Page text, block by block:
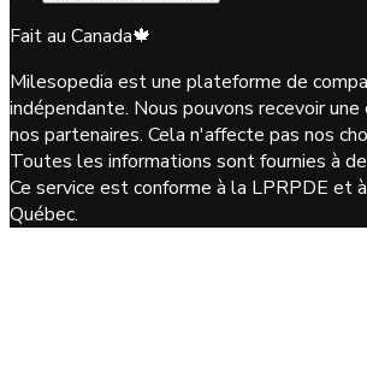
Fait au Canada🍁
Milesopedia est une plateforme de
indépendante. Nous pouvons recevoir
nos partenaires. Cela n'affecte pas nos
Toutes les informations sont fournies à
Ce service est conforme à la LPRPDE et
Québec.